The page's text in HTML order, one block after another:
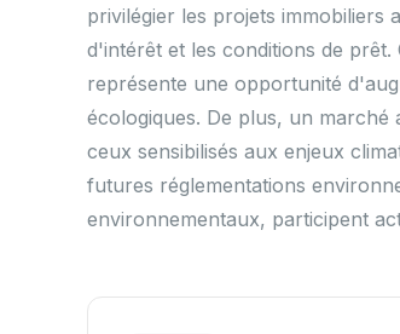
privilégier les projets immobiliers
d'intérêt et les conditions de
représente une opportunité
écologiques. De plus, un
ceux sensibilisés aux enjeux
futures réglementations
environnementaux, participent